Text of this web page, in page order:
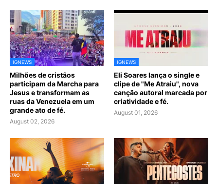
IGNEWS
Milhões de cristãos
participam da Marcha para
Jesus e transformam as
ruas da Venezuela em um
grande ato de fé.
August 02, 2026
IGNEWS
Eli Soares lança o single e
clipe de "Me Atraiu", nova
canção autoral marcada por
criatividade e fé.
August 01, 2026